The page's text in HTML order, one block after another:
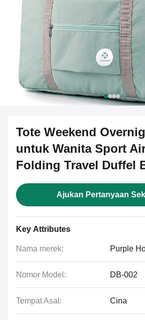
Tote Weekend
untuk Wanita Sport
Folding Travel Duffel
Ajukan Pertanyaan
Key Attributes
Nama merek: Purple
Nomor Model: DB-002
Tempat Asal: Cina